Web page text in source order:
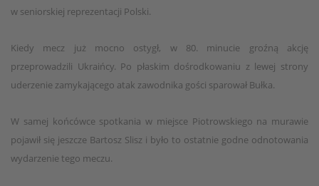
w seniorskiej reprezentacji Polski.
Kiedy mecz już mocno ostygł, w 80. minucie groźną akcję
przeprowadzili Ukraińcy. Po płaskim dośrodkowaniu z lewej strony
uderzenie zamykającego atak zawodnika gości sparował Bułka.
W samej końcówce spotkania w miejsce Piotrowskiego na murawie
pojawił się jeszcze Bartosz Slisz i było to ostatnie godne odnotowania
wydarzenie tego meczu.